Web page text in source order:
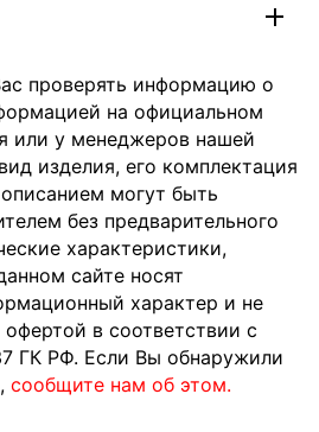
проверять информацию о
на официальном
или у менеджеров нашей
изделия, его комплектация
могут быть
без предварительного
характеристики,
сайте носят
характер и не
в соответствии с
ГК РФ. Если Вы обнаружили
сообщите нам об этом.